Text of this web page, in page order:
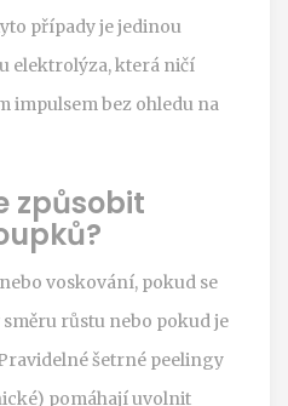
případy je jedinou
elektrolýza, která ničí
bez ohledu na
způsobit
voskování, pokud se
růstu nebo pokud je
šetrné peelingy
pomáhají uvolnit